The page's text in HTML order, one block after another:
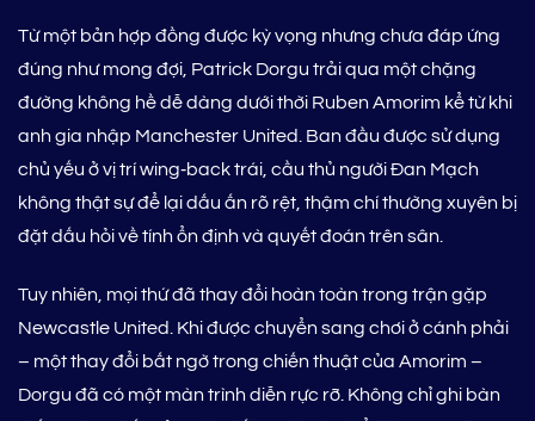
Từ một bản hợp đồng được kỳ vọng nhưng chưa đáp ứng
đúng như mong đợi, Patrick Dorgu trải qua một chặng
đường không hề dễ dàng dưới thời Ruben Amorim kể từ khi
anh gia nhập Manchester United. Ban đầu được sử dụng
chủ yếu ở vị trí wing‑back trái, cầu thủ người Đan Mạch
không thật sự để lại dấu ấn rõ rệt, thậm chí thường xuyên bị
đặt dấu hỏi về tính ổn định và quyết đoán trên sân.
Tuy nhiên, mọi thứ đã thay đổi hoàn toàn trong trận gặp
Newcastle United. Khi được chuyển sang chơi ở cánh phải
– một thay đổi bất ngờ trong chiến thuật của Amorim –
Dorgu đã có một màn trình diễn rực rỡ. Không chỉ ghi bàn